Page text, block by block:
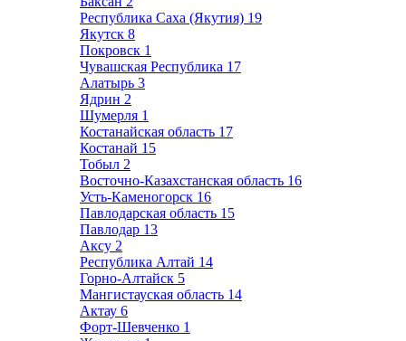
Республика Саха (Якутия) 19
Якутск 8
Покровск 1
Чувашская Республика 17
Алатырь 3
Ядрин 2
Шумерля 1
Костанайская область 17
Костанай 15
Тобыл 2
Восточно-Казахстанская область 16
Усть-Каменогорск 16
Павлодарская область 15
Павлодар 13
Аксу 2
Республика Алтай 14
Горно-Алтайск 5
Мангистауская область 14
Актау 6
Форт-Шевченко 1